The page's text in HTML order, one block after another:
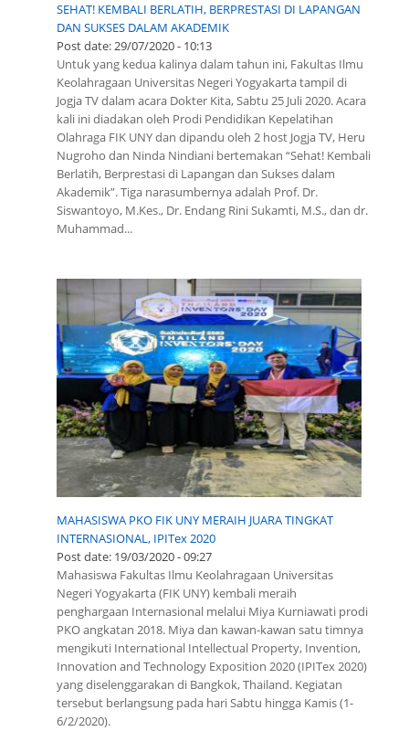
SEHAT! KEMBALI BERLATIH, BERPRESTASI DI LAPANGAN
DAN SUKSES DALAM AKADEMIK
Post date:29/07/2020 - 10:13
Untuk yang kedua kalinya dalam tahun ini, Fakultas Ilmu
Keolahragaan Universitas Negeri Yogyakarta tampil di
Jogja TV dalam acara Dokter Kita, Sabtu 25 Juli 2020. Acara
kali ini diadakan oleh Prodi Pendidikan Kepelatihan
Olahraga FIK UNY dan dipandu oleh 2 host Jogja TV, Heru
Nugroho dan Ninda Nindiani bertemakan “Sehat! Kembali
Berlatih, Berprestasi di Lapangan dan Sukses dalam
Akademik”. Tiga narasumbernya adalah Prof. Dr.
Siswantoyo, M.Kes., Dr. Endang Rini Sukamti, M.S., dan dr.
Muhammad...
MAHASISWA PKO FIK UNY MERAIH JUARA TINGKAT
INTERNASIONAL, IPITex 2020
Post date: 19/03/2020 - 09:27
Mahasiswa Fakultas Ilmu Keolahragaan Universitas
Negeri Yogyakarta (FIK UNY) kembali meraih
penghargaan Internasional melalui Miya Kurniawati prodi
PKO angkatan 2018. Miya dan kawan-kawan satu timnya
mengikuti International Intellectual Property, Invention,
Innovation and Technology Exposition 2020 (IPITex 2020)
yang diselenggarakan di Bangkok, Thailand. Kegiatan
tersebut berlangsung pada hari Sabtu hingga Kamis (1-
6/2/2020).